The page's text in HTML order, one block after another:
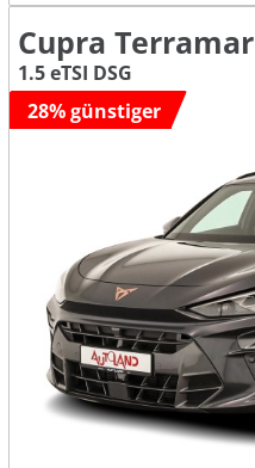
Cupra Terramar
1.5 eTSI DSG
28% günstiger